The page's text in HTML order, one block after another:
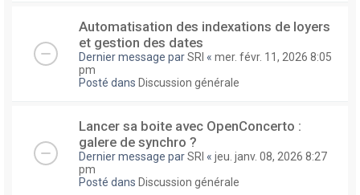
Automatisation des indexations de loyers
et gestion des dates
Dernier message parSRI « mer. févr. 11, 2026 8:05
pm
Posté dans Discussion générale
Lancer sa boite avec OpenConcerto :
galere de synchro ?
Dernier message parSRI « jeu. janv. 08, 2026 8:27
pm
Posté dans Discussion générale